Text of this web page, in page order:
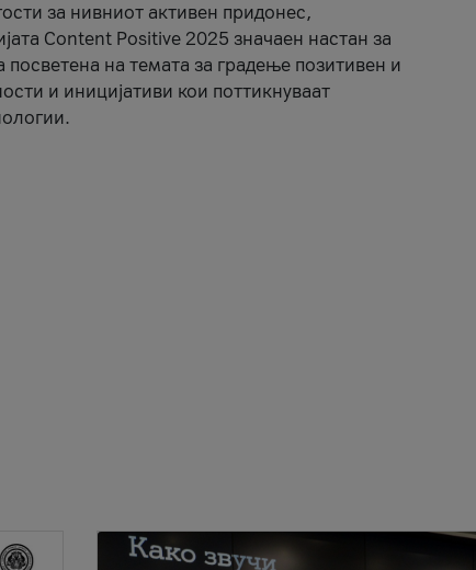
за нивниот активен придонес,
Content Positive 2025 значаен настан за
на темата за градење позитивен и
и иницијативи кои поттикнуваат